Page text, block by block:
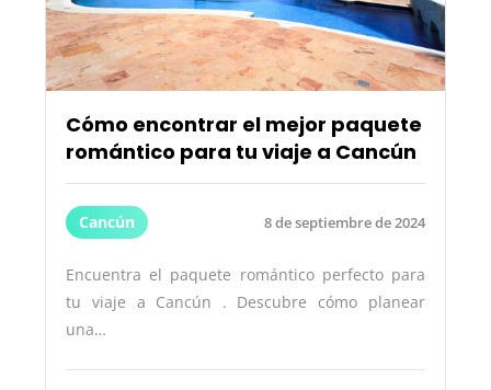
Cómo encontrar el mejor paquete
romántico para tu viaje a Cancún
Cancún 8 de septiembre de 2024
Encuentra el paquete romántico perfecto para
tu viaje a Cancún . Descubre cómo planear
una…